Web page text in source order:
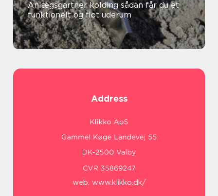
Anlægsgartner kolding sådan får du et
funktionelt og flot uderum
Address
web: www.klikko.dk/